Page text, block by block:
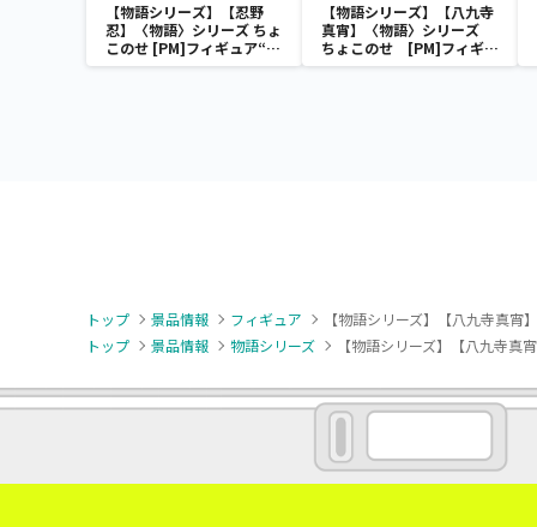
【物語シリーズ】【忍野
忍】〈物語〉シリーズ ちょ
このせ [PM]フィギュア“忍
野忍”
【物語シリーズ】【八九寺
真宵】〈物語〉シリーズ
ちょこのせ [PM]フィギュ
ア“八九寺真宵”
トップ 景品情報 フィギュア
【物語シリーズ】【八九寺真
トップ
景品情報 物語シリーズ 【物語シリーズ】【八九寺